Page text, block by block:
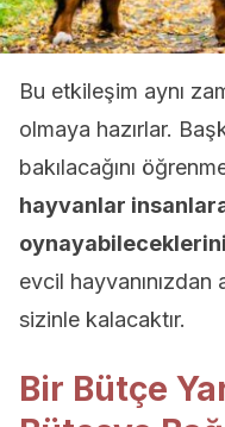
Bu etkileşim aynı
olmaya hazırlar.
bakılacağını
hayvanlar
evcil hayvanınızdan
sizinle kalacaktır.
Bir Bütçe